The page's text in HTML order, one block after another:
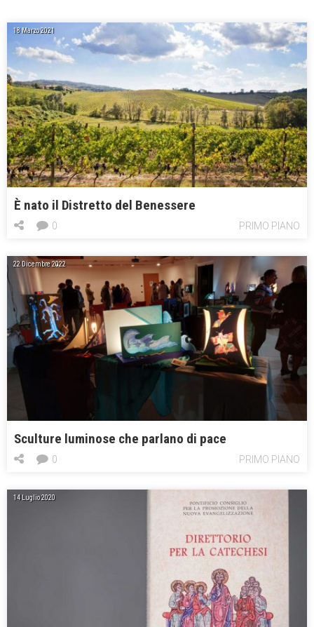
18 Marzo 2021
È nato il Distretto del Benessere
PRIMO PIANO
0
22 Dicembre 2022
Sculture luminose che parlano di pace
PRIMO PIANO
0
14 Luglio 2020